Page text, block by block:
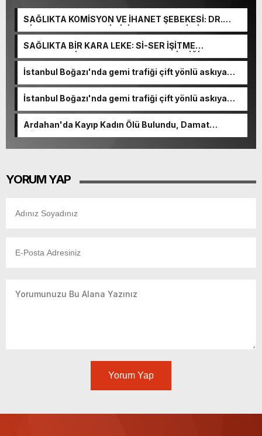
SAĞLIKTA KOMİSYON VE İHANET ŞEBEKESİ: DR.
NİHAT URUÇ VE SEMİH İŞİTME MERKEZİ’NİN SGK
VURGUNU!
SAĞLIKTA BİR KARA LEKE: Sİ-SER İŞİTME
MERKEZLERİ VE MODERN UMUT TACİRLİĞİ
İstanbul Boğazı'nda gemi trafiği çift yönlü askıya
İstanbul Boğazı'nda gemi trafiği çift yönlü askıya
Ardahan'da Kayıp Kadın Ölü Bulundu, Damat
Gözaltında
YORUM YAP
Yorum Yap